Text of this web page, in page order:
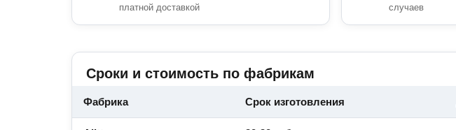
платной доставкой
случаев
Сроки и стоимость по фабрикам
Фабрика Срок изготовления